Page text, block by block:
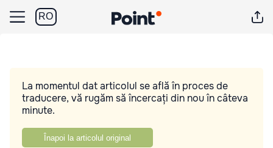
RO
La momentul dat articolul se află în proces de
traducere, vă rugăm să încercați din nou în câteva
minute.
Înapoi la articolul original